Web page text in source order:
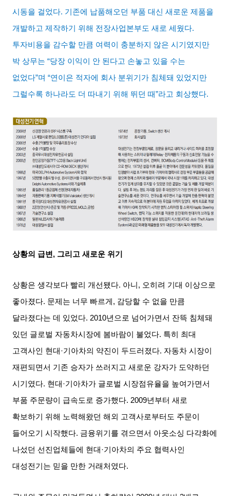
시동을 걸었다. 기존에 납품해오던 부품 대신 새로운 제품을
개발하고 제작하기 위해 전장사업본부도 새로 세웠다.
투자비용을 감수할 만큼 여력이 충분하지 않은 시기였지만
박 상무는 “당장 이익이 안 된다고 손놓고 있을 수는
없었다”며 “연이은 적자에 회사 분위기가 침체돼 있었지만
그럴수록 하나라도 더 따내기 위해 뛰던 때”라고 회상했다.
상황의 급변 , 그리고 새로운 위기
상황은 생각보다 빨리 개선됐다. 아니 , 오히려 기대 이상으로
좋아졌다. 문제는 너무 빠르게 , 감당할 수 없을 만큼
달라졌다는 데 있었다. 2010년으로 넘어가면서 잔뜩 침체돼
있던 글로벌 자동차시장에 봄바람이 불었다. 특히 최대
고객사인 현대 ·기아차의 약진이 두드러졌다. 자동차 시장이
재편되면서 기존 승자가 쓰러지고 새로운 강자가 도약하던
시기였다. 현대 ·기아차가 글로벌 시장점유율을 높여가면서
부품 주문량이 급속도로 증가했다. 2009년부터 새로
확보하기 위해 노력해왔던 해외 고객사로부터도 주문이
들어오기 시작했다. 금융위기를 겪으면서 아웃소싱 다각화에
나섰던 선진업체들에 현대 ·기아차의 주요 협력사인
대성전기는 믿을 만한 거래처였다.